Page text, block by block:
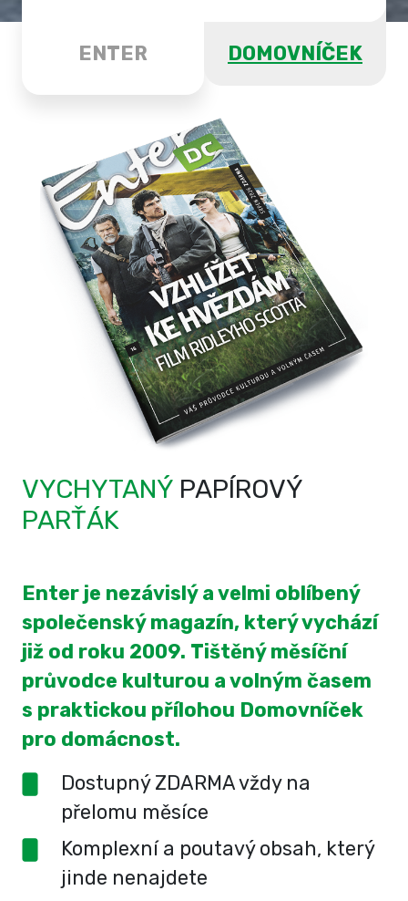
ENTER DOMOVNÍČEK
VYCHYTANÝ PAPÍROVÝ
PARŤÁK
Enter je nezávislý a velmi oblíbený
společenský magazín, který vychází
již od roku 2009. Tištěný měsíční
průvodce kulturou a volným časem
s praktickou přílohou Domovníček
pro domácnost.
Dostupný ZDARMA vždy na
přelomu měsíce
Komplexní a poutavý obsah, který
jinde nenajdete